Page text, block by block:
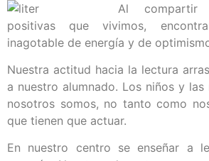
Al compartir
positivas que vivimos,
inagotable de energía y de
Nuestra actitud hacia la lectura
a nuestro alumnado. Los niños y
nosotros somos, no tanto como
que tienen que actuar.
En nuestro centro se enseñar a